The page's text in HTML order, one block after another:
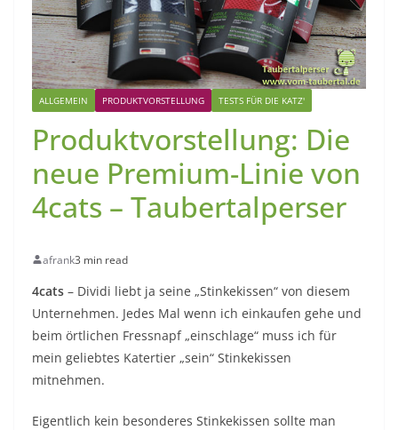
ALLGEMEIN PRODUKTVORSTELLUNG TESTS FÜR DIE KATZ'
Produktvorstellung: Die
neue Premium-Linie von
4cats – Taubertalperser
afrank3 min read
4cats – Dividi liebt ja seine „Stinkekissen“ von diesem
Unternehmen. Jedes Mal wenn ich einkaufen gehe und
beim örtlichen Fressnapf „einschlage“ muss ich für
mein geliebtes Katertier „sein“ Stinkekissen
mitnehmen.
Eigentlich kein besonderes Stinkekissen sollte man